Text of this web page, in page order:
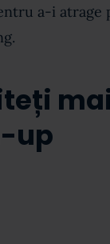
a-i
up